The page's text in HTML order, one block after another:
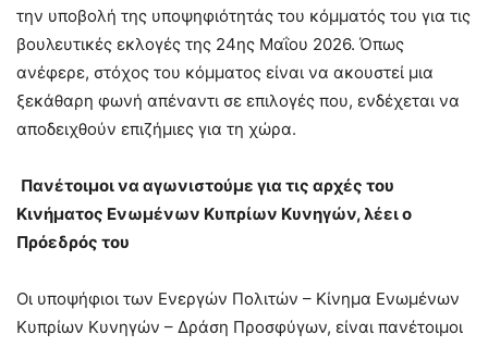
την υποβολή της υποψηφιότητάς του κόμματός του για τις
βουλευτικές εκλογές της 24ης Μαΐου 2026. Όπως
ανέφερε, στόχος του κόμματος είναι να ακουστεί μια
ξεκάθαρη φωνή απέναντι σε επιλογές που, ενδέχεται να
αποδειχθούν επιζήμιες για τη χώρα.
Πανέτοιμοι να αγωνιστούμε για τις αρχές του
Κινήματος Ενωμένων Κυπρίων Κυνηγών, λέει ο
Πρόεδρός του
Οι υποψήφιοι των Ενεργών Πολιτών – Κίνημα Ενωμένων
Κυπρίων Κυνηγών – Δράση Προσφύγων, είναι πανέτοιμοι